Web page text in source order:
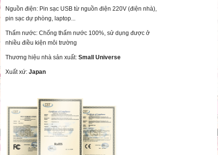
Nguồn điện: Pin sạc USB từ nguồn điện 220V (điện nhà),
pin sạc dự phòng, laptop...
Thấm nước: Chống thấm nước 100%, sử dụng được ở
nhiều điều kiện môi trường
Thương hiệu nhà sản xuất: Small Universe
Xuất xứ: Japan